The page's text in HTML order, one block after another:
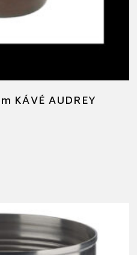
KÁVÉ AUDREY